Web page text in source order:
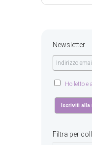
Newsletter
Ho letto e
Filtra per